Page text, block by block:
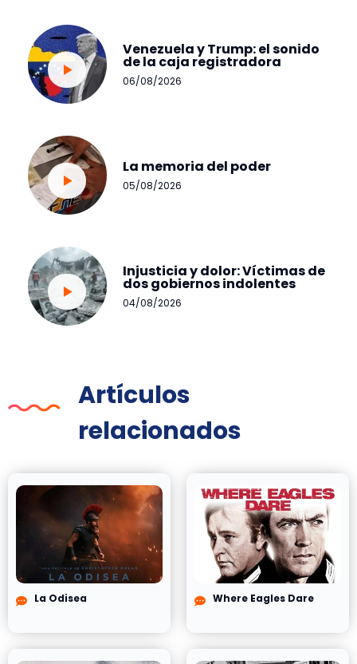
Venezuela y Trump: el sonido
de la caja registradora
06/08/2026
La memoria del poder
05/08/2026
Injusticia y dolor: Víctimas de
dos gobiernos indolentes
04/08/2026
Artículos
relacionados
La Odisea Where Eagles Dare